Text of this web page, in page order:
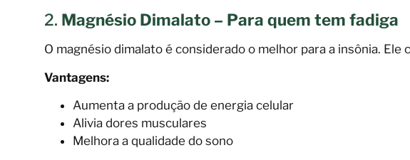
2. Magnésio Dimalato – Para quem tem fadiga
O magnésio dimalato é considerado o melhor para a insônia. Ele
Vantagens:
Aumenta a produção de energia celular
Alivia dores musculares
Melhora a qualidade do sono